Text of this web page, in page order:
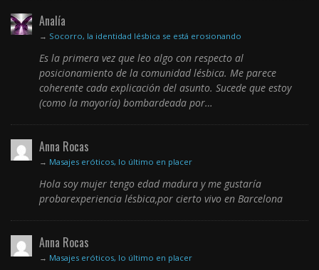
Analía
→ Socorro, la identidad lésbica se está erosionando
Es la primera vez que leo algo con respecto al
posicionamiento de la comunidad lésbica. Me parece
coherente cada explicación del asunto. Sucede que estoy
(como la mayoría) bombardeada por…
Anna Rocas
→ Masajes eróticos, lo último en placer
Hola soy mujer tengo edad madura y me gustaría
probarexperiencia lésbica,por cierto vivo en Barcelona
Anna Rocas
→ Masajes eróticos, lo último en placer